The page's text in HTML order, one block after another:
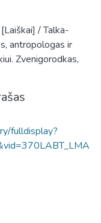
/ Talka-
antropologas ir
Zvenigorodkas,
fulldisplay?